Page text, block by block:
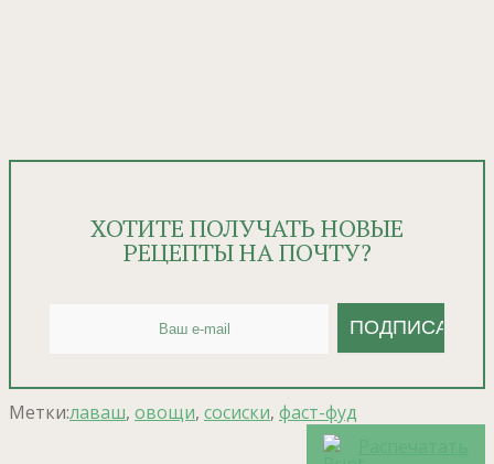
ХОТИТЕ ПОЛУЧАТЬ НОВЫЕ
РЕЦЕПТЫ НА ПОЧТУ?
Метки:лаваш, овощи, сосиски, фаст-фуд